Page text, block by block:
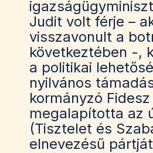
Judit volt férje –
visszavonult a
következtében -,
a politikai
nyilvános
kormányzó
megalapította az
(Tisztelet és
elnevezésű